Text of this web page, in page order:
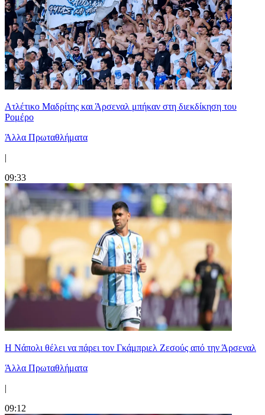
Ατλέτικο Μαδρίτης και Άρσεναλ μπήκαν στη διεκδίκηση του
Ρομέρο
Άλλα Πρωταθλήματα
|
09:33
Η Νάπολι θέλει να πάρει τον Γκάμπριελ Ζεσούς από την Άρσεναλ
Άλλα Πρωταθλήματα
|
09:12